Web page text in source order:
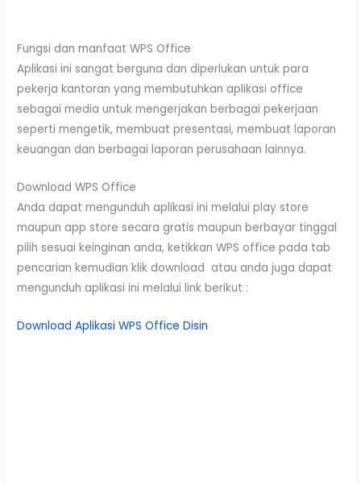
Fungsi dan manfaat WPS Office
Aplikasi ini sangat berguna dan diperlukan untuk para
pekerja kantoran yang membutuhkan aplikasi office
sebagai media untuk mengerjakan berbagai pekerjaan
seperti mengetik, membuat presentasi, membuat laporan
keuangan dan berbagai laporan perusahaan lainnya.
Download WPS Office
Anda dapat mengunduh aplikasi ini melalui play store
maupun app store secara gratis maupun berbayar tinggal
pilih sesuai keinginan anda, ketikkan WPS office pada tab
pencarian kemudian klik download atau anda juga dapat
mengunduh aplikasi ini melalui link berikut :
Download Aplikasi WPS Office Disin